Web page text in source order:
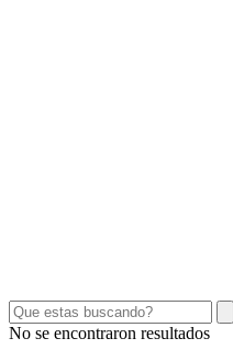
No se encontraron resultados